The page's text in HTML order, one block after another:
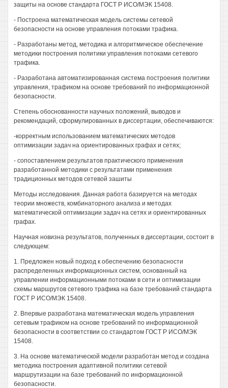
защиты на основе стандарта ГОСТ Р ИСО/МЭК 15408.
- Построена математическая модель системы сетевой
безопасности на основе управления потоками трафика.
- Разработаны метод, методика и алгоритмическое обеспечение
методики построения политики управления потоками сетевого
трафика.
- Разработана автоматизированная система построения политики
управления, трафиком на основе требований по информационной
безопасности.
Степень обоснованности научных положений, выводов и
рекомендаций, сформулированных в диссертации, обеспечиваются:
-корректным использованием математических методов
оптимизации задач на ориентированных графах и сетях;
- сопоставлением результатов практического применения
разработанной методики с результатами применения
традиционных методов сетевой зашиты
Методы исследования. Данная работа базируется на методах
теории множеств, комбинаторного анализа и методах
математической оптимизации задач на сетях и ориентированных
графах.
Научная новизна результатов, полученных в диссертации, состоит в
следующем:
1. Предложен новый подход к обеспечению безопасности
распределенных информационных систем, основанный на
управлении информационными потоками в сети и оптимизации
схемы маршрутов сетевого трафика на базе требований стандарта
ГОСТ Р ИСО/МЭК 15408.
2. Впервые разработана математическая модель управления
сетевым трафиком на основе требований по информационной
безопасности в соответствии со стандартом ГОСТ Р ИСО/МЭК
15408.
3. На основе математической модели разработан метод и создана
методика построения адаптивной политики сетевой
маршрутизации на базе требований по информационной
безопасности.